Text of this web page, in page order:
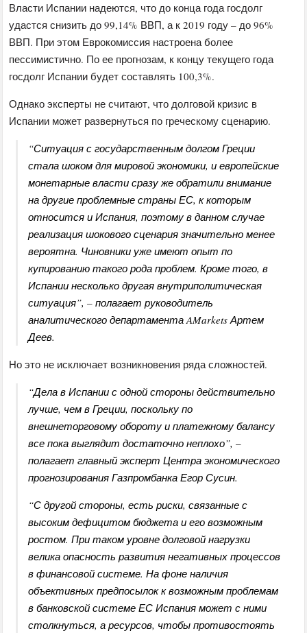
Власти Испании надеются, что до конца года госдолг
удастся снизить до 99,14% ВВП, а к 2019 году – до 96%
ВВП. При этом Еврокомиссия настроена более
пессимистично. По ее прогнозам, к концу текущего года
госдолг Испании будет составлять 100,3%.
Однако эксперты не считают, что долговой кризис в
Испании может развернуться по греческому сценарию.
“Ситуация с государственным долгом Греции
стала шоком для мировой экономики, и европейские
монетарные власти сразу же обратили внимание
на другие проблемные страны ЕС, к которым
относится и Испания, поэтому в данном случае
реализация шокового сценария значительно менее
вероятна. Чиновники уже имеют опыт по
купированию такого рода проблем. Кроме того, в
Испании несколько другая внутриполитическая
ситуация”, – полагает руководитель
аналитического департамента AMarkets Артем
Деев.
Но это не исключает возникновения ряда сложностей.
“Дела в Испании с одной стороны действительно
лучше, чем в Греции, поскольку по
внешнеторговому обороту и платежному балансу
все пока выглядит достаточно неплохо”, –
полагает главный эксперт Центра экономического
прогнозирования Газпромбанка Егор Сусин.
“С другой стороны, есть риски, связанные с
высоким дефицитом бюджета и его возможным
ростом. При таком уровне долговой нагрузки
велика опасность развития негативных процессов
в финансовой системе. На фоне наличия
объективных предпосылок к возможным проблемам
в банковской системе ЕС Испания может с ними
столкнуться, а ресурсов, чтобы противостоять